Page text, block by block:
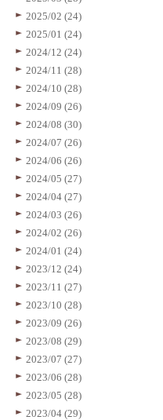
2025/02 (24)
2025/01 (24)
2024/12 (24)
2024/11 (28)
2024/10 (28)
2024/09 (26)
2024/08 (30)
2024/07 (26)
2024/06 (26)
2024/05 (27)
2024/04 (27)
2024/03 (26)
2024/02 (26)
2024/01 (24)
2023/12 (24)
2023/11 (27)
2023/10 (28)
2023/09 (26)
2023/08 (29)
2023/07 (27)
2023/06 (28)
2023/05 (28)
2023/04 (29)